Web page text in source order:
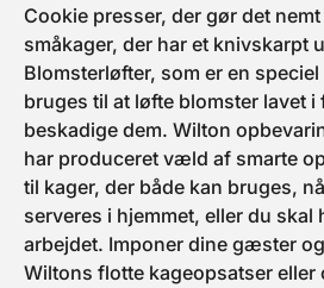
Cookie presser, der gør det
småkager, der har et knivskarpt
Blomsterløfter, som er en
bruges til at løfte blomster lavet
beskadige dem. Wilton
har produceret væld af smarte
til kager, der både kan bruges,
serveres i hjemmet, eller du skal
arbejdet. Imponer dine gæster
Wiltons flotte kageopsatser eller